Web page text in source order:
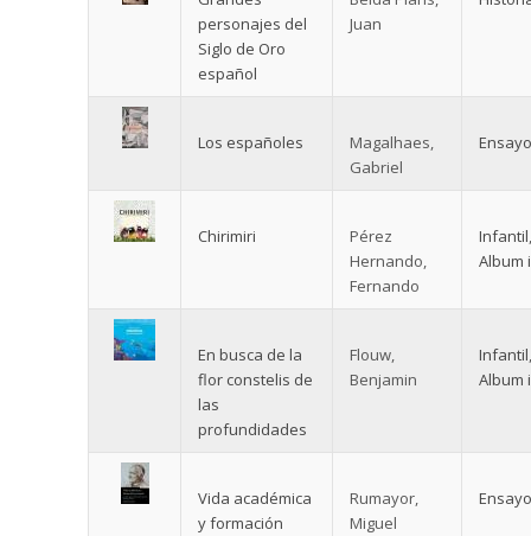
personajes del
Siglo de Oro
español
Juan
Los españoles
Magalhaes,
Gabriel
Ensayo
Chirimiri
Pérez
Hernando,
Fernando
Infantil,
Album
En busca de la
flor constelis de
las
profundidades
Flouw,
Benjamin
Infantil,
Album
Vida académica
y formación
Rumayor,
Miguel
Ensayo